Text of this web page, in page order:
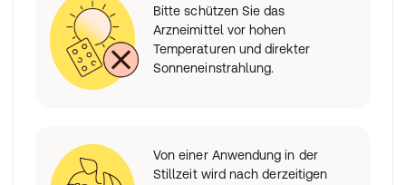
Bitte schützen Sie das
Arzneimittel vor hohen
Temperaturen und direkter
Sonneneinstrahlung.
Von einer Anwendung in der
Stillzeit wird nach derzeitigen